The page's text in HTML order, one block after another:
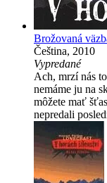
Brožovaná
Čeština, 2010
Vypredané
Ach, mrzí nás
nemáme ju na
môžete mať
nepredali